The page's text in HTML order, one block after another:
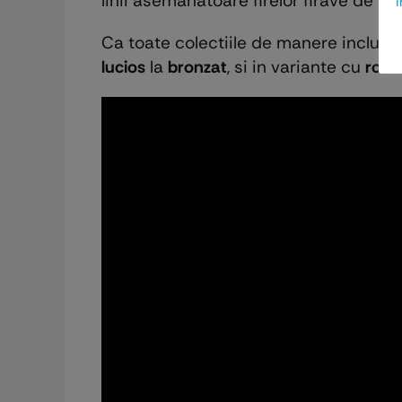
Ca toate colectiile de manere incluse
luciosla bronzat, si in variante cu